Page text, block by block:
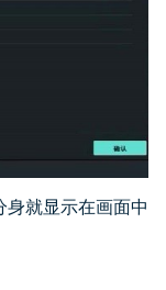
就显示在画面中